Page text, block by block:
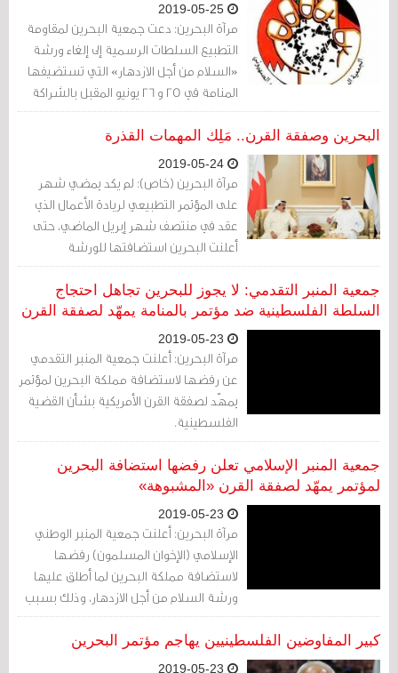
مرآة البحرين: دعت جمعية البحرين لمقاومة
التطبيع السلطات الرسمية إلى إلغاء ورشة
«السلام من أجل الازدهار» التي تستضيفها
المنامة في 25 و 26 يونيو المقبل بالشراكة
مع الولايات المتحدة الأمريكية، ضمن المراحل
الأولى للإعلان عن صفقة القرن.
البحرين وصفقة القرن.. مَلِك المهمات القذرة
مرآة البحرين (خاص): لم يكد يمضي شهر
على المؤتمر التطبيعي لريادة الأعمال الذي
عقد في منتصف شهر إبريل الماضي، حتى
أعلنت البحرين استضافتها للورشة
الاقتصادية التي تنظمها الولايات المتحدة
نهاية يونيو القادم، كجزء من الخطة المعروفة
باسم «صفقة القرن». لماذا دائماً البحرين؟
جمعية المنبر التقدمي: لا يجوز للبحرين تجاهل احتجاج
السلطة الفلسطينية ضد مؤتمر بالمنامة يمهّد لصفقة القرن
مرآة البحرين: أعلنت جمعية المنبر التقدمي
عن رفضها لاستضافة مملكة البحرين لمؤتمر
يمهّد لصفقة القرن الأمريكية بشأن القضية
الفلسطينية.
جمعية المنبر الإسلامي تعلن رفضها استضافة البحرين
لمؤتمر يمهّد لصفقة القرن «المشبوهة»
مرآة البحرين: أعلنت جمعية المنبر الوطني
الإسلامي (الإخوان المسلمون) رفضها
لاستضافة مملكة البحرين لما أطلق عليها
ورشة السلام من أجل الازدهار، وذلك بسبب
ما أثير حول أهدافها وما أعلنه البيت الأبيض
من أنها ستكون بمثابة بداية الإعلان الرسمي
عن ما يسمى بصفقة القرن.
كبير المفاوضين الفلسطينيين يهاجم مؤتمر البحرين